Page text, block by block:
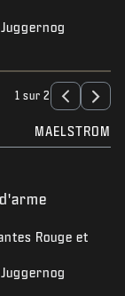
1 sur 2
MAELSTROM
Rouge et